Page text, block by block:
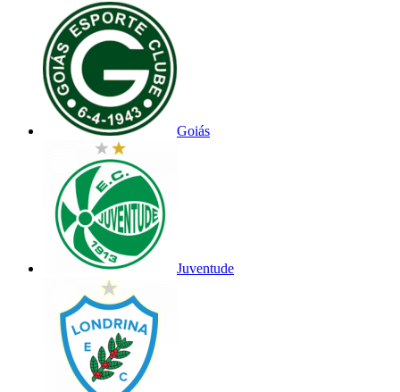
Goiás
Juventude